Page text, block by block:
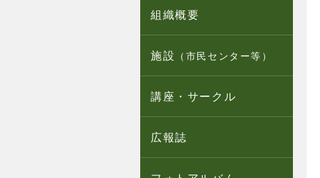
組織概要
施設 （市民センター等）
講座・サークル
広報誌